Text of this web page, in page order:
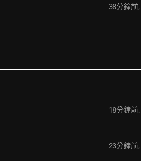
38分鐘前,
18分鐘前,
23分鐘前,